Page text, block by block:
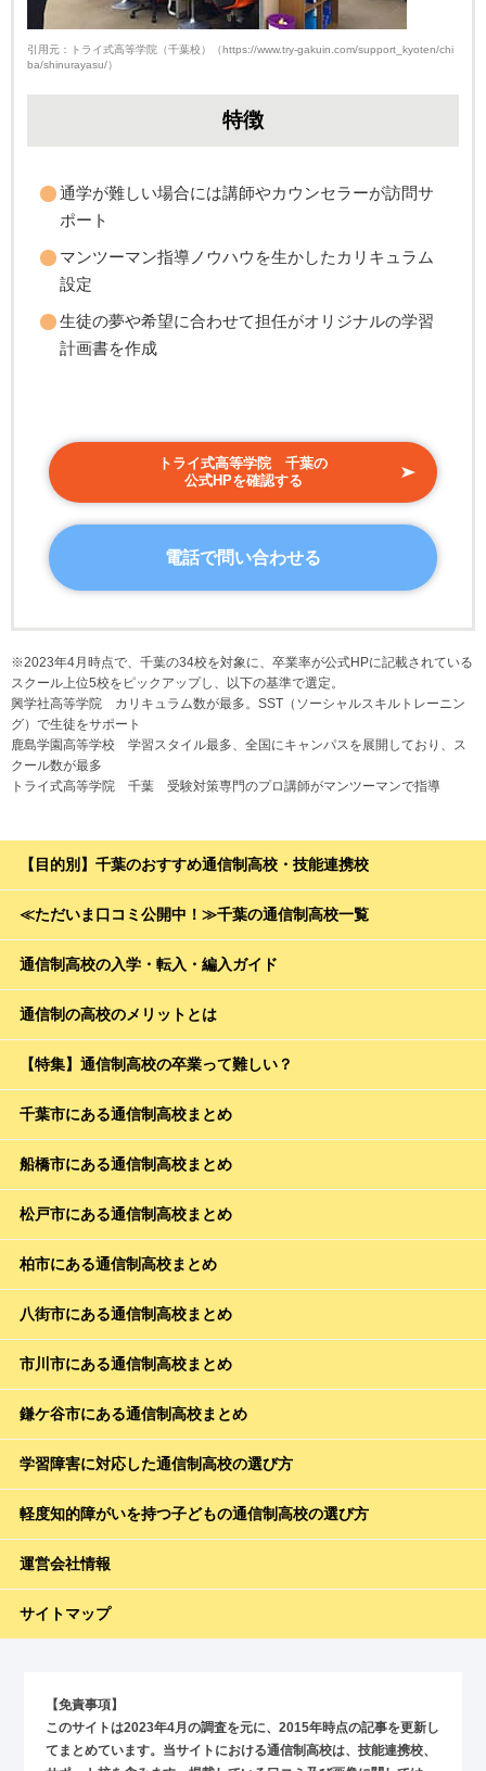
引用元：トライ式高等学院（千葉校）（https://www.try-gakuin.com/support_kyoten/chi
ba/shinurayasu/）
特徴
通学が難しい場合には講師やカウンセラーが訪問サ
ポート
マンツーマン指導ノウハウを生かしたカリキュラム
設定
生徒の夢や希望に合わせて担任がオリジナルの学習
計画書を作成
トライ式高等学院 千葉の
公式HPを確認する
電話で問い合わせる
※2023年4月時点で、千葉の34校を対象に、卒業率が公式HPに記載されている
スクール上位5校をピックアップし、以下の基準で選定。
興学社高等学院 カリキュラム数が最多。SST（ソーシャルスキルトレーニン
グ）で生徒をサポート
鹿島学園高等学校 学習スタイル最多、全国にキャンパスを展開しており、ス
クール数が最多
トライ式高等学院 千葉 受験対策専門のプロ講師がマンツーマンで指導
【目的別】千葉のおすすめ通信制高校・技能連携校
≪ただいま口コミ公開中！≫千葉の通信制高校一覧
通信制高校の入学・転入・編入ガイド
通信制の高校のメリットとは
【特集】通信制高校の卒業って難しい？
千葉市にある通信制高校まとめ
船橋市にある通信制高校まとめ
松戸市にある通信制高校まとめ
柏市にある通信制高校まとめ
八街市にある通信制高校まとめ
市川市にある通信制高校まとめ
鎌ケ谷市にある通信制高校まとめ
学習障害に対応した通信制高校の選び方
軽度知的障がいを持つ子どもの通信制高校の選び方
運営会社情報
サイトマップ
【免責事項】
このサイトは2023年4月の調査を元に、2015年時点の記事を更新し
てまとめています。当サイトにおける通信制高校は、技能連携校、